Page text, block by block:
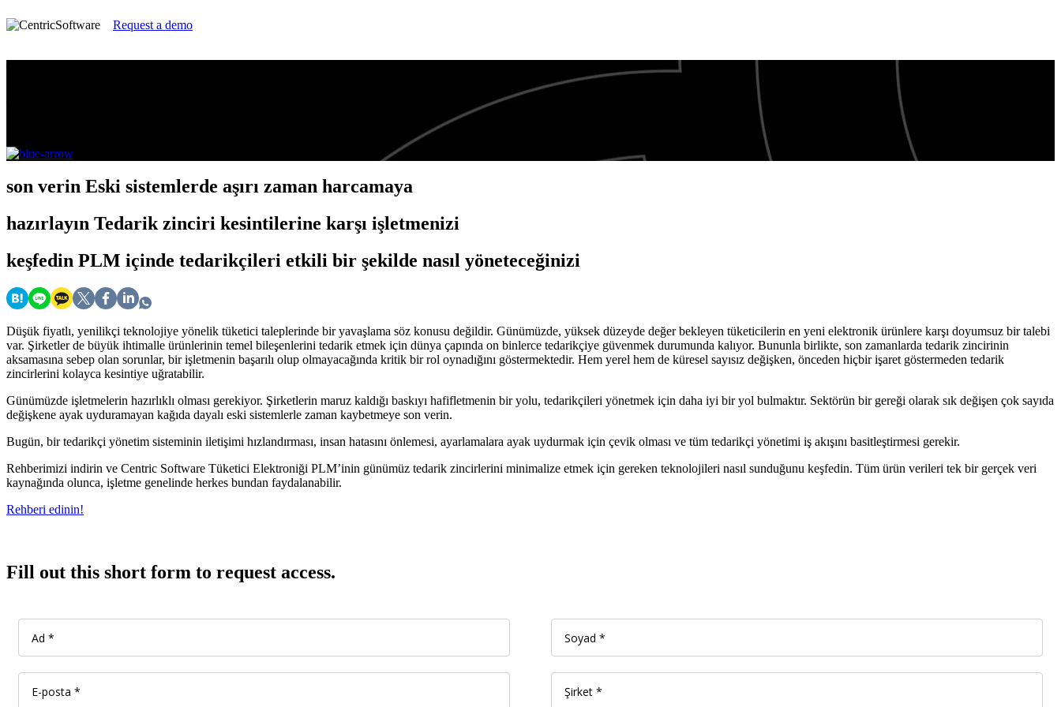
Request a demo
son verin Eski sistemlerde aşırı zaman harcamaya
hazırlayın Tedarik zinciri kesintilerine karşı işletmenizi
keşfedin PLM içinde tedarikçileri etkili bir şekilde nasıl yöneteceğinizi
Düşük fiyatlı, yenilikçi teknolojiye yönelik tüketici taleplerinde bir yavaşlama söz konusu değildir. Günümüzde, yüksek düzeyde değer bekleyen tüketicilerin en yeni elektronik ürünlere karşı doyumsuz bir talebi
var. Şirketler de büyük ihtimalle ürünlerinin temel bileşenlerini tedarik etmek için dünya çapında on binlerce tedarikçiye güvenmek durumunda kalıyor. Bununla birlikte, son zamanlarda tedarik zincirinin
aksamasına sebep olan sorunlar, bir işletmenin başarılı olup olmayacağında kritik bir rol oynadığını göstermektedir. Hem yerel hem de küresel sayısız değişken, önceden hiçbir işaret göstermeden tedarik
zincirlerini kolayca kesintiye uğratabilir.
Günümüzde işletmelerin hazırlıklı olması gerekiyor. Şirketlerin maruz kaldığı baskıyı hafifletmenin bir yolu, tedarikçileri yönetmek için daha iyi bir yol bulmaktır. Sektörün bir gereği olarak sık değişen çok sayıda
değişkene ayak uyduramayan kağıda dayalı eski sistemlerle zaman kaybetmeye son verin.
Bugün, bir tedarikçi yönetim sisteminin iletişimi hızlandırması, insan hatasını önlemesi, ayarlamalara ayak uydurmak için çevik olması ve tüm tedarikçi yönetimi iş akışını basitleştirmesi gerekir.
Rehberimizi indirin ve Centric Software Tüketici Elektroniği PLM’inin günümüz tedarik zincirlerini minimalize etmek için gereken teknolojileri nasıl sunduğunu keşfedin. Tüm ürün verileri tek bir gerçek veri
kaynağında olunca, işletme genelinde herkes bundan faydalanabilir.
Rehberi edinin!
Fill out this short form to request access.